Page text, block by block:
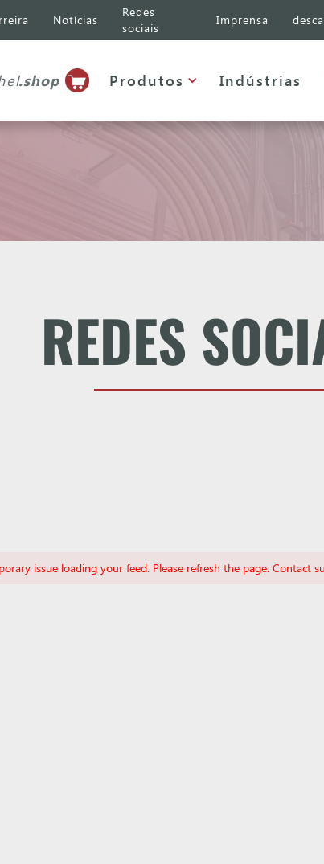
Notícias
Redes
sociais
Imprensa
.shop Produtos Indústrias
REDES
issue loading your feed. Please refresh the page. Contact